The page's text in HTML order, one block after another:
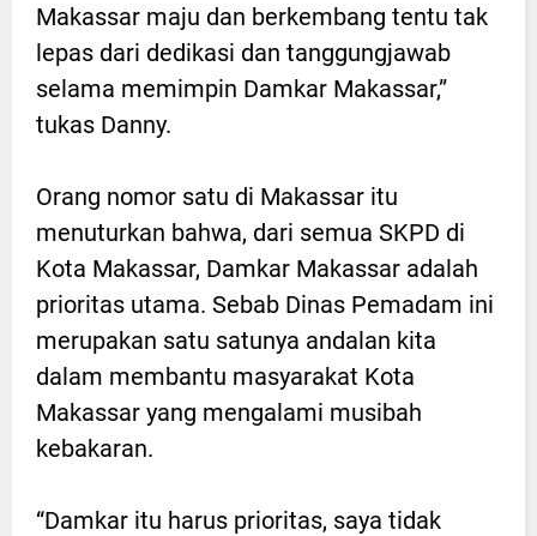
Makassar maju dan berkembang tentu tak
lepas dari dedikasi dan tanggungjawab
selama memimpin Damkar Makassar,”
tukas Danny.
Orang nomor satu di Makassar itu
menuturkan bahwa, dari semua SKPD di
Kota Makassar, Damkar Makassar adalah
prioritas utama. Sebab Dinas Pemadam ini
merupakan satu satunya andalan kita
dalam membantu masyarakat Kota
Makassar yang mengalami musibah
kebakaran.
“Damkar itu harus prioritas, saya tidak